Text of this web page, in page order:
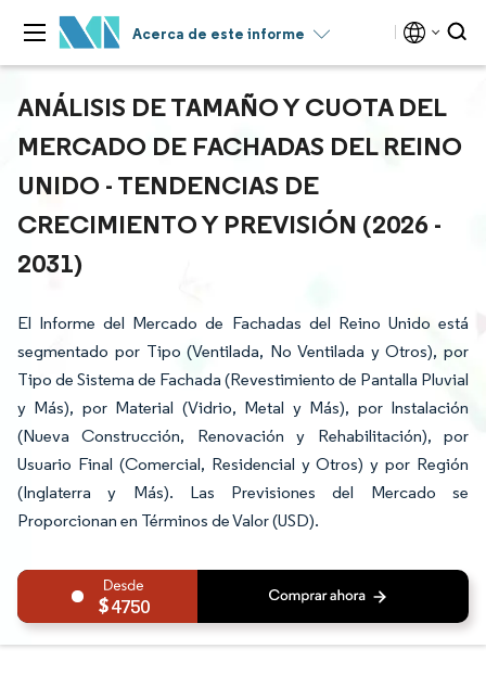
Acerca de este informe
ANÁLISIS DE TAMAÑO Y CUOTA DEL
MERCADO DE FACHADAS DEL REINO
UNIDO - TENDENCIAS DE
CRECIMIENTO Y PREVISIÓN (2026 -
2031)
El Informe del Mercado de Fachadas del Reino Unido está
segmentado por Tipo (Ventilada, No Ventilada y Otros), por
Tipo de Sistema de Fachada (Revestimiento de Pantalla Pluvial
y Más), por Material (Vidrio, Metal y Más), por Instalación
(Nueva Construcción, Renovación y Rehabilitación), por
Usuario Final (Comercial, Residencial y Otros) y por Región
(Inglaterra y Más). Las Previsiones del Mercado se
Proporcionan en Términos de Valor (USD).
4750